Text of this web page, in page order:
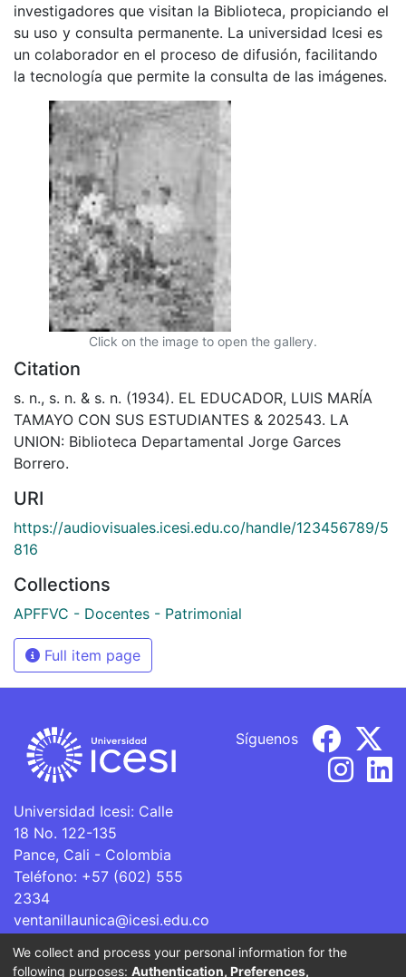
investigadores que visitan la Biblioteca, propiciando el
su uso y consulta permanente. La universidad Icesi es
un colaborador en el proceso de difusión, facilitando
la tecnología que permite la consulta de las imágenes.
Click on the image to open the gallery.
Citation
s. n., s. n. & s. n. (1934). EL EDUCADOR, LUIS MARÍA
TAMAYO CON SUS ESTUDIANTES & 202543. LA
UNION: Biblioteca Departamental Jorge Garces
Borrero.
URI
https://audiovisuales.icesi.edu.co/handle/123456789/5
816
Collections
APFFVC - Docentes - Patrimonial
Full item page
Universidad Icesi: Calle
18 No. 122-135
Pance, Cali - Colombia
Teléfono: +57 (602) 555
2334
ventanillaunica@icesi.edu.co
Síguenos
La Universidad Icesi es una Institución de Educación
We collect and process your personal information for the
following purposes: Authentication, Preferences,